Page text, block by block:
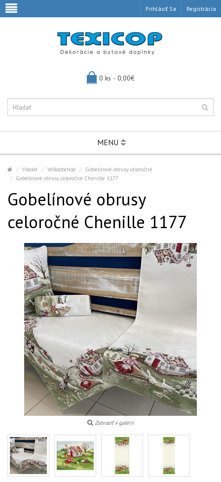
Prihlásiť Sa Registrácia
0 ks - 0,00€
MENU
Hľadať Veľkoobchod
Gobelínové obrusy celoročné
Gobelínové obrusy celoročné Chenille 1177
Gobelínové obrusy
celoročné Chenille 1177
Zobraziť v galérii